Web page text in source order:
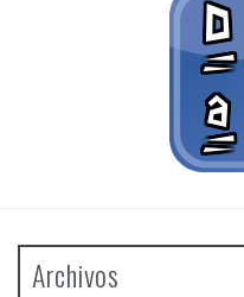
Archivos